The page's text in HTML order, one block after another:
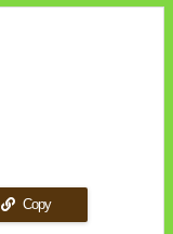
Copy